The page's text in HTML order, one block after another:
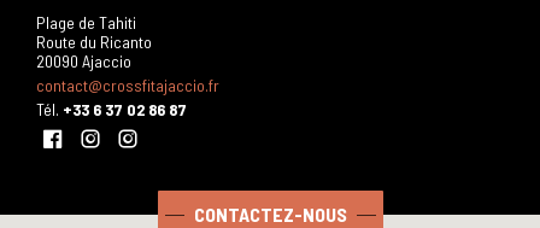
Plage de Tahiti
Route du Ricanto
20090 Ajaccio
contact@crossfitajaccio.fr
Tél. +33 6 37 02 86 87
FacebookInstagram
CONTACTEZ-NOUS